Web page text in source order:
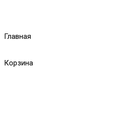
Главная
Корзина